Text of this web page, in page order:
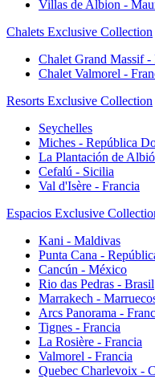
Villas de Albion -
Chalets Exclusive Collection
Chalet Grand Massif -
Chalet Valmorel -
Resorts Exclusive Collection
Seychelles
Miches - República
La Plantación de
Cefalú - Sicilia
Val d'Isère - Francia
Espacios Exclusive
Kani - Maldivas
Punta Cana -
Cancún - México
Rio das Pedras - Brasil
Marrakech -
Arcs Panorama -
Tignes - Francia
La Rosière - Francia
Valmorel - Francia
Quebec Charlevoix -